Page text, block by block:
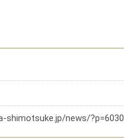
shimotsuke.jp/news/?p=6030